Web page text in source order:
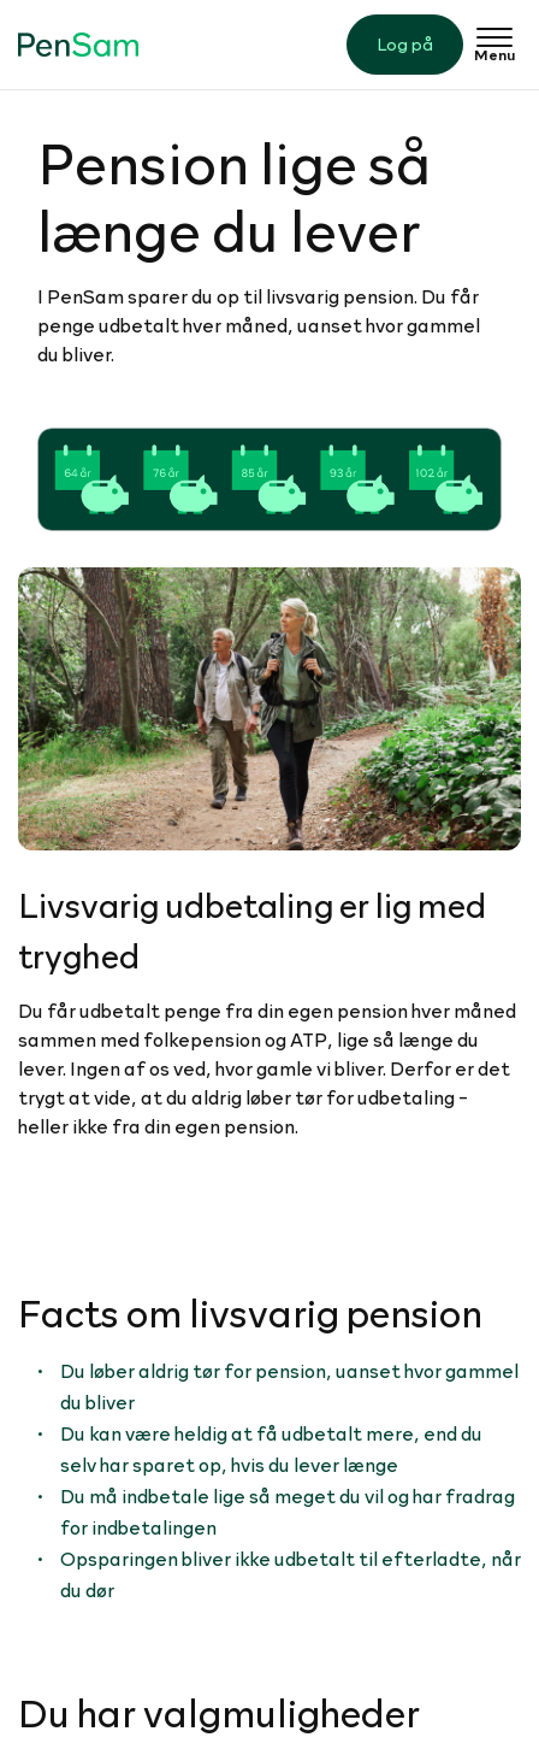
Log på Menu
Pension lige så
længe du lever
I PenSam sparer du op til livsvarig pension. Du får
penge udbetalt hver måned, uanset hvor gammel
du bliver.
Livsvarig udbetaling er lig med
tryghed
Du får udbetalt penge fra din egen pension hver måned
sammen med folkepension og ATP, lige så længe du
lever. Ingen af os ved, hvor gamle vi bliver. Derfor er det
trygt at vide, at du aldrig løber tør for udbetaling -
heller ikke fra din egen pension.
Facts om livsvarig pension
Du løber aldrig tør for pension, uanset hvor gammel
du bliver
Du kan være heldig at få udbetalt mere, end du
selv har sparet op, hvis du lever længe
Du må indbetale lige så meget du vil og har fradrag
for indbetalingen
Opsparingen bliver ikke udbetalt til efterladte, når
du dør
Du har valgmuligheder